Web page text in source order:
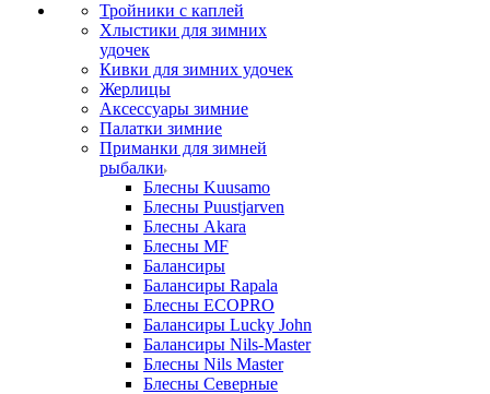
Тройники с каплей
Хлыстики для зимних
удочек
Кивки для зимних удочек
Жерлицы
Аксессуары зимние
Палатки зимние
Приманки для зимней
рыбалки
Блесны Kuusamo
Блесны Puustjarven
Блесны Akara
Блесны MF
Балансиры
Балансиры Rapala
Блесны ECOPRO
Балансиры Lucky John
Балансиры Nils-Master
Блесны Nils Master
Блесны Северные